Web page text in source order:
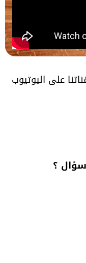
على اليوتيوب
؟